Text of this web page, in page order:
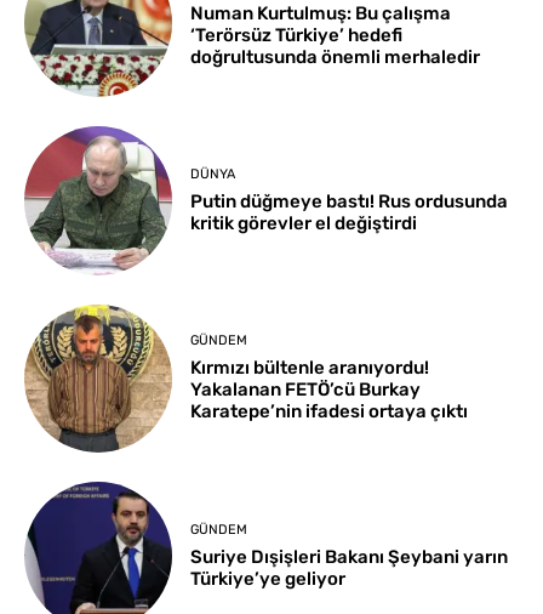
Numan Kurtulmuş: Bu çalışma
‘Terörsüz Türkiye’ hedefi
doğrultusunda önemli merhaledir
DÜNYA
Putin düğmeye bastı! Rus ordusunda
kritik görevler el değiştirdi
GÜNDEM
Kırmızı bültenle aranıyordu!
Yakalanan FETÖ’cü Burkay
Karatepe’nin ifadesi ortaya çıktı
GÜNDEM
Suriye Dışişleri Bakanı Şeybani yarın
Türkiye’ye geliyor